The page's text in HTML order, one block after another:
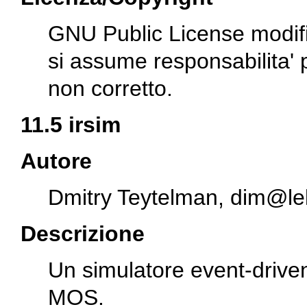
GNU Public License
si assume responsabilita'
non corretto.
11.5 irsim
Autore
Dmitry Teytelman,
Descrizione
Un simulatore event-
MOS.